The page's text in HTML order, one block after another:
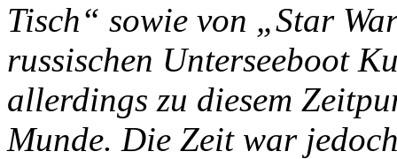
Tisch“ sowie von „Star
russischen Unterseeboot
allerdings zu diesem
Munde. Die Zeit war